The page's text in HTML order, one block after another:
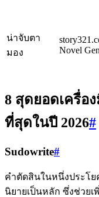
น่าจับตา
มอง
Novel
8 สุดยอดเครื่อ
ที่สุดในปี 2026#
Sudowrite#
คำตัดสินในหนึ่งประโย
นิยายเป็นหลัก ซึ่งช่วย